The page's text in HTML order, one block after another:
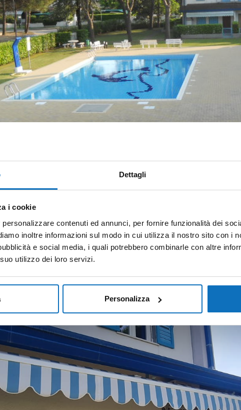
Dettagli
i cookie
contenuti ed annunci, per fornire funzionalità dei
inoltre informazioni sul modo in cui utilizza il nostro sito con i
e social media, i quali potrebbero combinarle con altre
utilizzo dei loro servizi.
Personalizza